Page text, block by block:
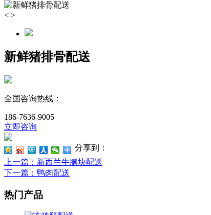
< >
新鲜猪排骨配送
全国咨询热线：
186-7636-9005
立即咨询
分享到：
上一篇 ：新西兰牛腩块配送
下一篇 ：鸭肉配送
热门产品